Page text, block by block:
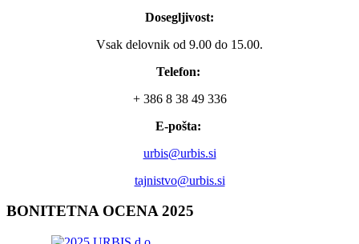
Dosegljivost:
Vsak delovnik od 9.00 do 15.00.
Telefon:
+ 386 8 38 49 336
E-pošta:
urbis@urbis.si
tajnistvo@urbis.si
BONITETNAOCENA 2025